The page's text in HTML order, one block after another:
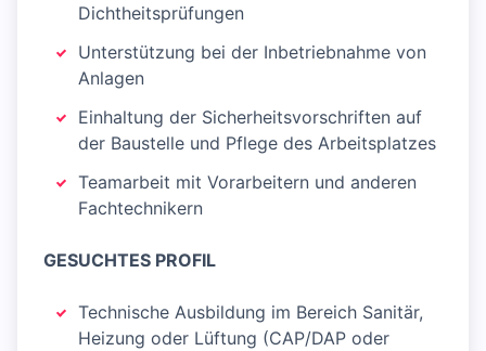
Dichtheitsprüfungen
Unterstützung bei der Inbetriebnahme von
Anlagen
Einhaltung der Sicherheitsvorschriften auf
der Baustelle und Pflege des Arbeitsplatzes
Teamarbeit mit Vorarbeitern und anderen
Fachtechnikern
GESUCHTES PROFIL
Technische Ausbildung im Bereich Sanitär,
Heizung oder Lüftung (CAP/DAP oder